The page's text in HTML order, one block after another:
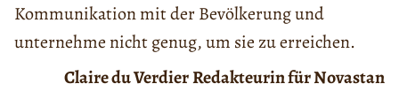
Kommunikation mit der Bevölkerung und
unternehme nicht genug, um sie zu erreichen.
Claire du VerdierRedakteurin für Novastan